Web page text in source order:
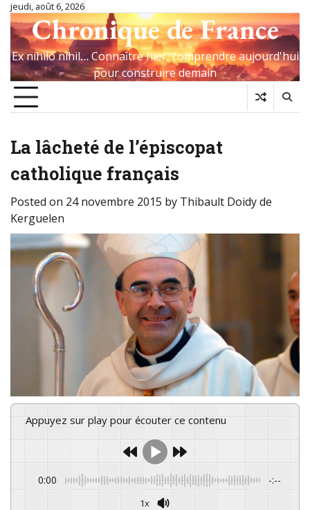
Skip
content
jeudi, août 6, 2026
Chronique de France
Ex nihilo nihil… Connaître hier, comprendre aujourd'hui
pour construire demain
La lâcheté de l’épiscopat
catholique français
Posted on 24 novembre 2015 by Thibault Doidy de
Kerguelen
Appuyez sur play pour écouter ce contenu
0:00 -:--
1x